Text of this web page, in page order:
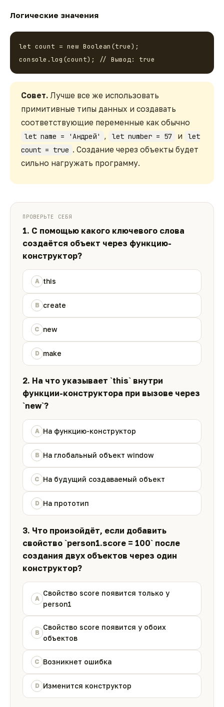
Логические значения
let count = new Boolean(true);
console.log(count); // Вывод: true
Совет. Лучше все же использовать
примитивные типы данных и создавать
соответствующие переменные как обычно
let name = 'Андрей'
, let number = 57 и
let
count = true . Создание через объекты будет
сильно нагружать программу.
ПРОВЕРЬТЕ СЕБЯ
1. С помощью какого ключевого слова
создаётся объект через функцию-
конструктор?
A this
B create
C new
D make
2. На что указывает `this` внутри
функции-конструктора при вызове через
`new`?
A На функцию-конструктор
B На глобальный объект window
C На будущий создаваемый объект
D На прототип
3. Что произойдёт, если добавить
свойство `person1.score = 100` после
создания двух объектов через один
конструктор?
A
Свойство score появится только у
person1
B
Свойство score появится у обоих
объектов
C Возникнет ошибка
D Изменится конструктор